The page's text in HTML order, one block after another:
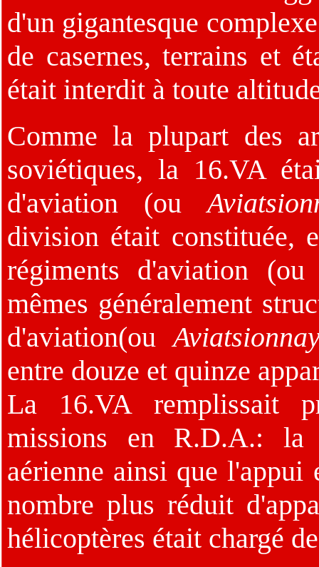
d'un gigantesque
de casernes, terrains et
était interdit à toute
Comme la plupart des
soviétiques, la 16.VA
d'aviation (ou
division était constituée,
régiments d'aviation
mêmes généralement
d'aviation(ou
entre douze et quinze
La 16.VA remplissait
missions en R.D.A.: la
aérienne ainsi que l'appui
nombre plus réduit
hélicoptères était chargé